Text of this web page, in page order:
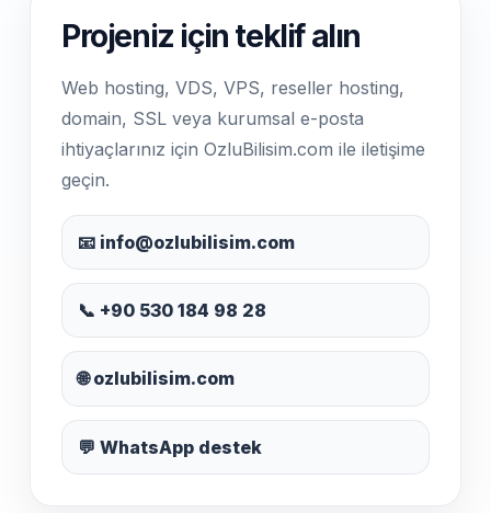
Projeniz için teklif alın
Web hosting, VDS, VPS, reseller hosting,
domain, SSL veya kurumsal e-posta
ihtiyaçlarınız için OzluBilisim.com ile iletişime
geçin.
📧 info@ozlubilisim.com
📞 +90 530 184 98 28
🌐 ozlubilisim.com
💬 WhatsApp destek